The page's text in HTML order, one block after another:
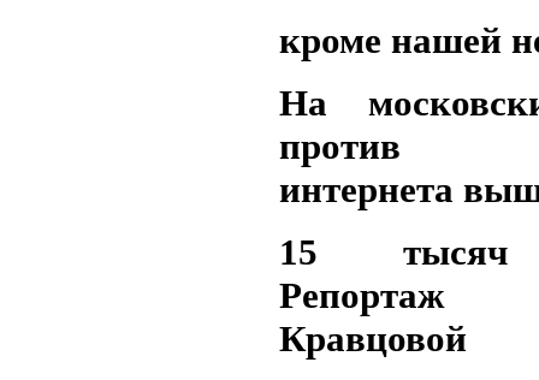
кроме нашей
На
против
интернета
15 тысяч
Кравцовой